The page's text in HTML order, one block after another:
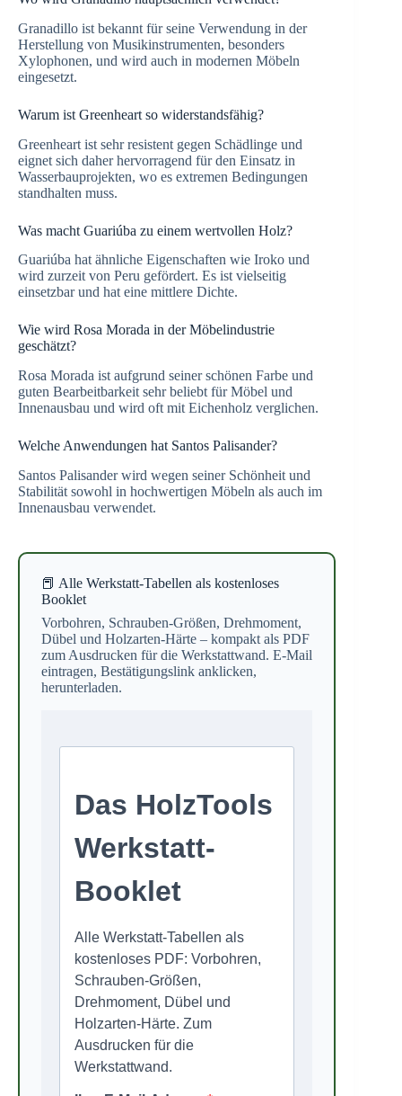
Granadillo ist bekannt für seine Verwendung in der
Herstellung von Musikinstrumenten, besonders
Xylophonen, und wird auch in modernen Möbeln
eingesetzt.
Warum ist Greenheart so widerstandsfähig?
Greenheart ist sehr resistent gegen Schädlinge und
eignet sich daher hervorragend für den Einsatz in
Wasserbauprojekten, wo es extremen Bedingungen
standhalten muss.
Was macht Guariúba zu einem wertvollen Holz?
Guariúba hat ähnliche Eigenschaften wie Iroko und
wird zurzeit von Peru gefördert. Es ist vielseitig
einsetzbar und hat eine mittlere Dichte.
Wie wird Rosa Morada in der Möbelindustrie
geschätzt?
Rosa Morada ist aufgrund seiner schönen Farbe und
guten Bearbeitbarkeit sehr beliebt für Möbel und
Innenausbau und wird oft mit Eichenholz verglichen.
Welche Anwendungen hat Santos Palisander?
Santos Palisander wird wegen seiner Schönheit und
Stabilität sowohl in hochwertigen Möbeln als auch im
Innenausbau verwendet.
📕 Alle Werkstatt-Tabellen als kostenloses
Booklet
Vorbohren, Schrauben-Größen, Drehmoment,
Dübel und Holzarten-Härte – kompakt als PDF
zum Ausdrucken für die Werkstattwand. E-Mail
eintragen, Bestätigungslink anklicken,
herunterladen.